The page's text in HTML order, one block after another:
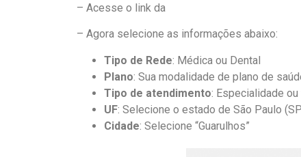
– Acesse o link da
– Agora selecione as informações abaixo:
Tipo de Rede: Médica ou Dental
Plano: Sua modalidade de plano de
Tipo de atendimento: Especialidade
UF: Selecione o estado de São Paulo
Cidade: Selecione “Guarulhos”